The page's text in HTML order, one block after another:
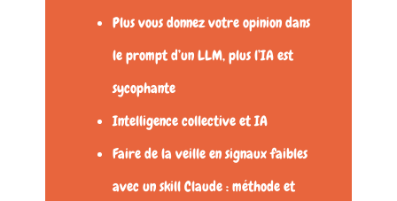
Plus vous donnez votre opinion dans
le prompt d’un LLM, plus l’IA est
sycophante
Intelligence collective et IA
Faire de la veille en signaux faibles
avec un skill Claude : méthode et